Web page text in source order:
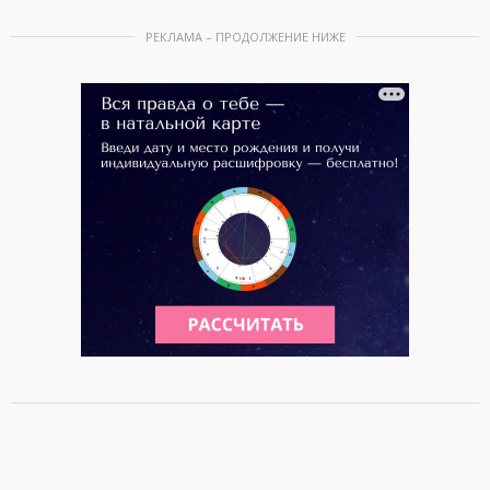
РЕКЛАМА – ПРОДОЛЖЕНИЕ НИЖЕ